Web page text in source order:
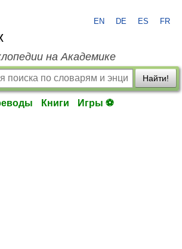
EN DE ES FR
на Академике
Найти!
Книги Игры ⚽